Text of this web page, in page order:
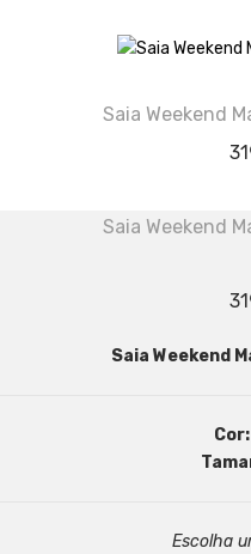
Saia Weekend
Saia Weekend
Saia Weekend
Cor:
Escolha